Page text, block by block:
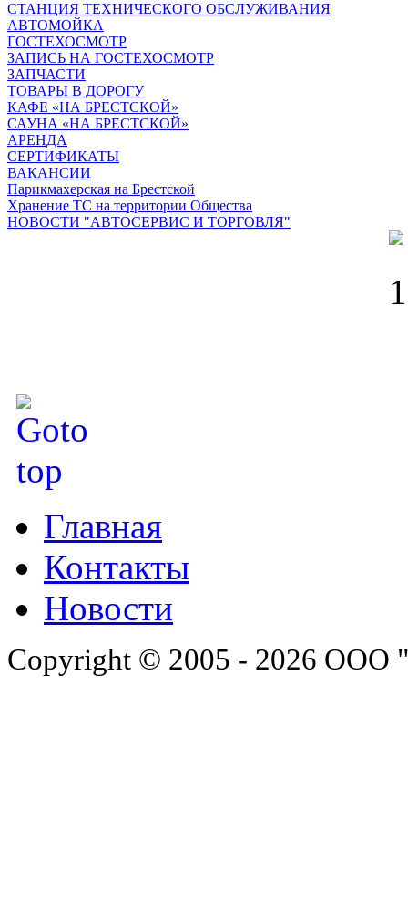
СТАНЦИЯ ТЕХНИЧЕСКОГО ОБСЛУЖИВАНИЯ
АВТОМОЙКА
ГОСТЕХОСМОТР
ЗАПИСЬ НА ГОСТЕХОСМОТР
ЗАПЧАСТИ
ТОВАРЫ В ДОРОГУ
КАФЕ «НА БРЕСТСКОЙ»
САУНА «НА БРЕСТСКОЙ»
АРЕНДА
СЕРТИФИКАТЫ
ВАКАНСИИ
Парикмахерская на Брестской
Хранение ТС на территории Общества
НОВОСТИ "АВТОСЕРВИС И ТОРГОВЛЯ"
Главная
Контакты
Новости
Copyright © 2005 - 2026 ООО